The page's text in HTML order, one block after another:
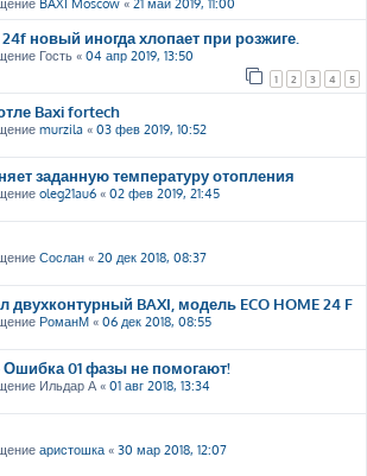
BAXI Moscow « 21 май 2019, 11:00
новый иногда хлопает при розжиге.
Гость « 04 апр 2019, 13:50
1 2 3 4 5
Baxi fortech
murzila « 03 фев 2019, 10:52
заданную температуру отопления
oleg21au6 « 02 фев 2019, 21:45
Сослан « 20 дек 2018, 08:37
двухконтурный BAXI, модель ECO HOME 24 F
РоманМ « 06 дек 2018, 08:55
Ошибка 01 фазы не помогают!
Ильдар А « 01 авг 2018, 13:34
аристошка « 30 мар 2018, 12:07